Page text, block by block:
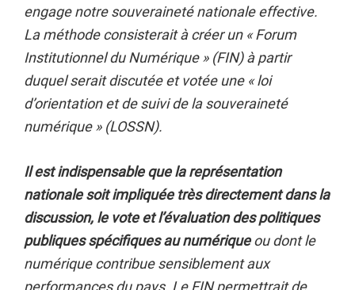
engage notre souveraineté nationale effective.
La méthode consisterait à créer un « Forum
Institutionnel du Numérique » (FIN) à partir
duquel serait discutée et votée une « loi
d’orientation et de suivi de la souveraineté
numérique » (LOSSN).
Il est indispensable que la représentation
nationale soit impliquée très directement dans la
discussion, le vote et l’évaluation des politiques
publiques spécifiques au numériqueou dont le
numérique contribue sensiblement aux
performances du pays. Le FIN permettrait de